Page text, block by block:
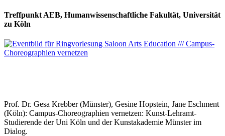
Treffpunkt AEB, Humanwissenschaftliche Fakultät, Universität
zu Köln
Prof. Dr. Gesa Krebber (Münster), Gesine Hopstein, Jane Eschment
(Köln): Campus-Choreographien vernetzen: Kunst-Lehramt-
Studierende der Uni Köln und der Kunstakademie Münster im
Dialog.